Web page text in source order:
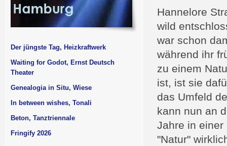
Hannelore
wild
war schon
während ihr
zu einem
ist, ist sie
das Umfeld
kann nun an
Jahre in einer
"Natur"
Der jüngste Tag, Heizkraftwerk
Waiting for Godot, Ernst Deutsch
Theater
Genealogia in Situ, Wiese
In between wishes, Tonali
Beton, Tanztriennale
Fringify 2026